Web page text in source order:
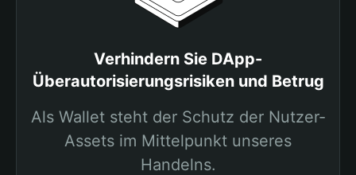
Verhindern Sie DApp-
Überautorisierungsrisiken und Betrug
Als Wallet steht der Schutz der Nutzer-
Assets im Mittelpunkt unseres
Handelns.